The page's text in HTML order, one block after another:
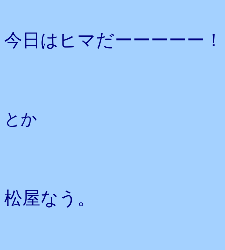
今日はヒマだーーーーー！
とか
松屋なう。